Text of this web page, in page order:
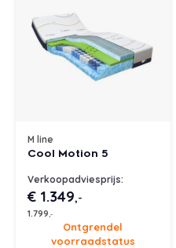
M line
Cool Motion 5
Verkoopadviesprijs:
€ 1.349,-
1.799 ,-
Ontgrendel
voorraadstatus